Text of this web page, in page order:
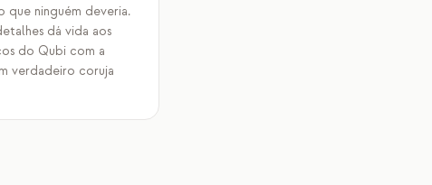
que ninguém deveria.
dá vida aos
do Qubi com a
verdadeiro coruja